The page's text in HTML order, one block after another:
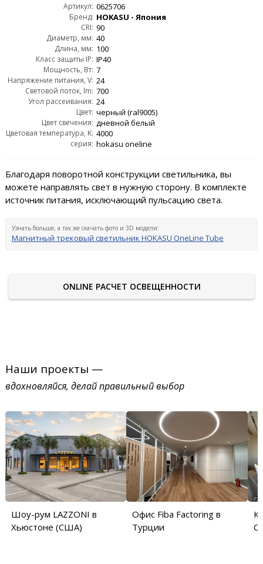
Артикул: 0625706
Бренд: HOKASU - Япония
CRI: 90
Диаметр, мм: 40
Длина, мм: 100
Класс защиты IP: IP40
Мощность, Вт: 7
Напряжение питания, V: 24
Световой поток, lm: 700
Угол рассеивания: 24
Цвет: черный (ral9005)
Цвет свечения: дневной белый
Цветовая температура, K: 4000
серия: hokasu oneline
Благодаря поворотной конструкции светильника, вы
можете направлять свет в нужную сторону. В комплекте
источник питания, исключающий пульсацию света.
Узнать больше, а так же скачать фото и 3D модели:
Магнитный трековый светильник HOKASU OneLine Tube
ONLINE РАСЧЕТ ОСВЕЩЕННОСТИ
Наши проекты —
вдохновляйся, делай правильный выбор
Шоу-рум LAZZONI в
Хьюстоне (США)
Офис Fiba Factoring в
Турции